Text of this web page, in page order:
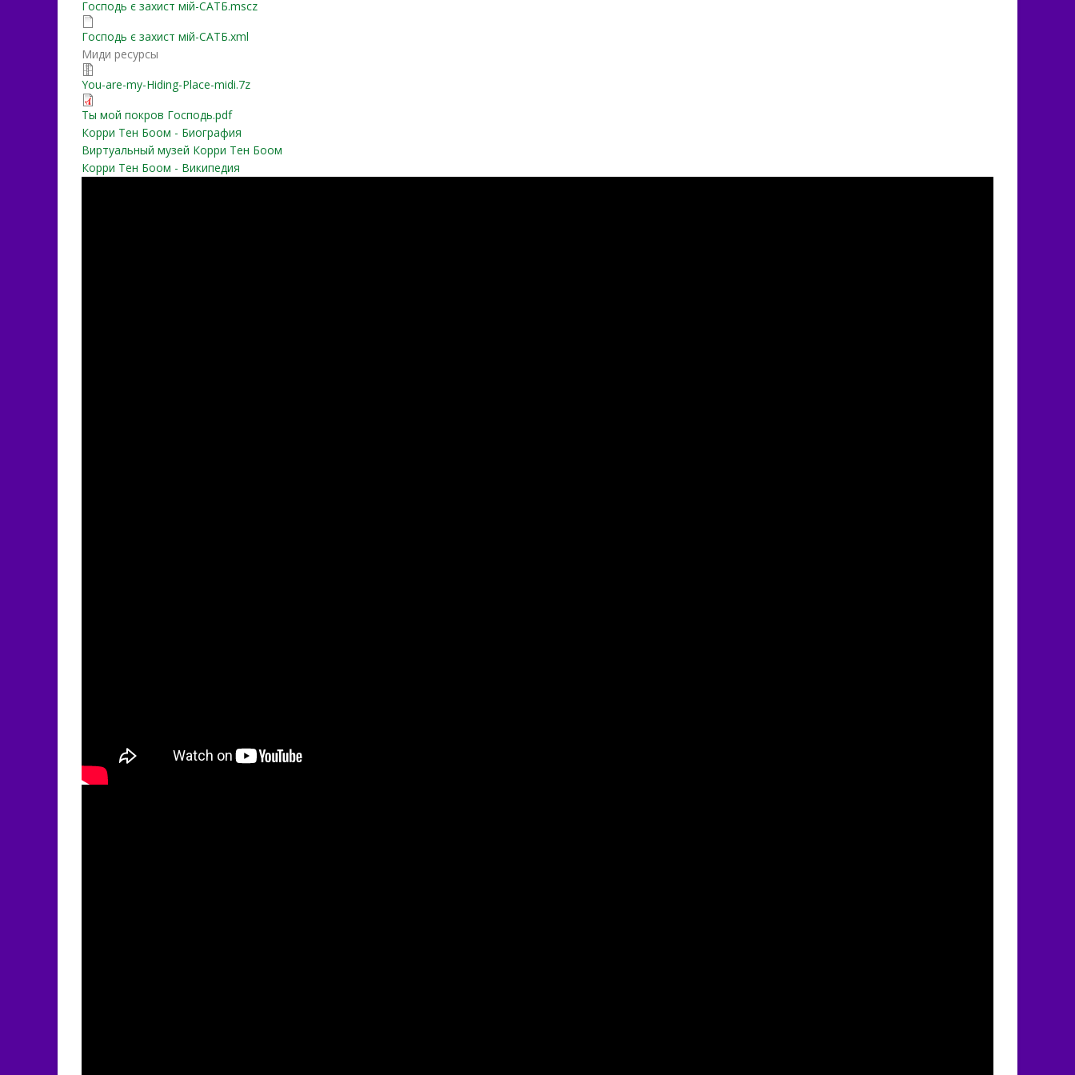
Господь є захист мій-САТБ.mscz
Господь є захист мій-САТБ.xml
Миди ресурсы
You-are-my-Hiding-Place-midi.7z
Ты мой покров Господь.pdf
Корри Тен Боом - Биография
Виртуальный музей Корри Тен Боом
Корри Тен Боом - Википедия